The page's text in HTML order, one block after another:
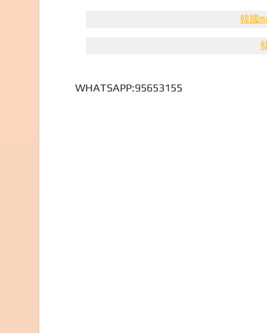
韓國
WHATSAPP:95653155